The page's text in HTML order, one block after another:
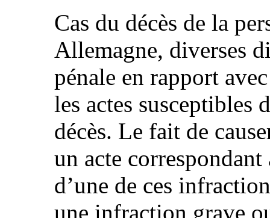
Cas du décès de la
Allemagne, diverses
pénale en rapport
les actes susceptibles
décès. Le fait de
un acte
d’une de ces
une infraction grave